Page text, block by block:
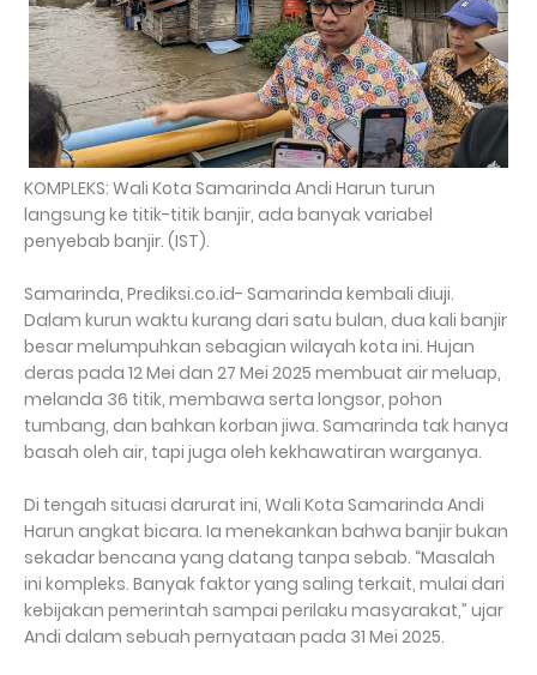
KOMPLEKS: Wali Kota Samarinda Andi Harun turun
langsung ke titik-titik banjir, ada banyak variabel
penyebab banjir. (IST).
Samarinda, Prediksi.co.id- Samarinda kembali diuji.
Dalam kurun waktu kurang dari satu bulan, dua kali banjir
besar melumpuhkan sebagian wilayah kota ini. Hujan
deras pada 12 Mei dan 27 Mei 2025 membuat air meluap,
melanda 36 titik, membawa serta longsor, pohon
tumbang, dan bahkan korban jiwa. Samarinda tak hanya
basah oleh air, tapi juga oleh kekhawatiran warganya.
Di tengah situasi darurat ini, Wali Kota Samarinda Andi
Harun angkat bicara. Ia menekankan bahwa banjir bukan
sekadar bencana yang datang tanpa sebab. “Masalah
ini kompleks. Banyak faktor yang saling terkait, mulai dari
kebijakan pemerintah sampai perilaku masyarakat,” ujar
Andi dalam sebuah pernyataan pada 31 Mei 2025.